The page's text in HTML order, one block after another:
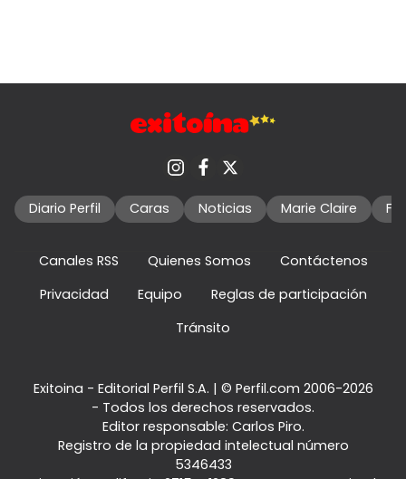
Diario Perfil Caras Noticias Marie Claire
Canales RSS Quienes Somos
Contáctenos
Privacidad
Equipo
Reglas de participación
Tránsito
Exitoina - Editorial Perfil S.A. | © Perfil.com 2006-2026
- Todos los derechos reservados.
Editor responsable: Carlos Piro.
Registro de la propiedad intelectual número
5346433